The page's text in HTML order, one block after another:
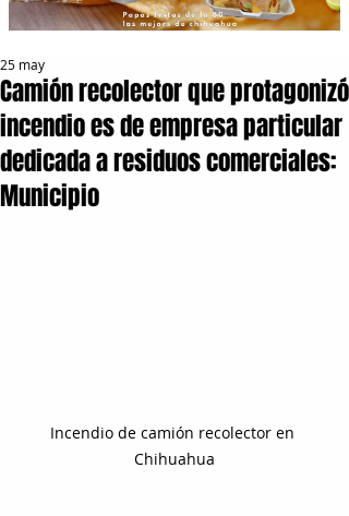
Camión recolector que protagonizó
incendio es de empresa particular
dedicada a residuos comerciales:
Municipio
25 may
Incendio de camión recolector en
Chihuahua